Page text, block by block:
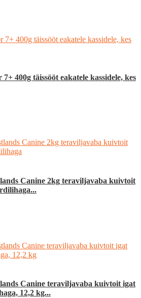
400g täissööt eakatele kassidele, kes
Canine 2kg teraviljavaba kuivtoit
Canine teraviljavaba kuivtoit igat
12,2 kg...